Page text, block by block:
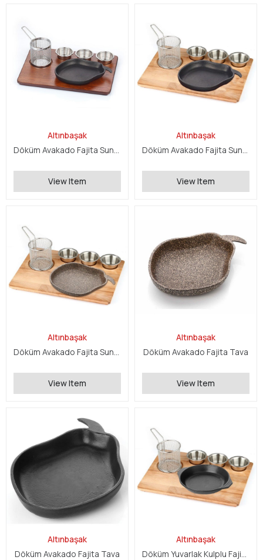
Altınbaşak
Döküm Avakado Fajita Sunum Seti
View Item
Altınbaşak
Döküm Avakado Fajita Sunum Seti
View Item
Altınbaşak
Döküm Avakado Fajita Sunum Seti
View Item
Altınbaşak
Döküm Avakado Fajita Tava
View Item
Altınbaşak
Döküm Avakado Fajita Tava
Altınbaşak
Döküm Yuvarlak Kulplu Fajita Sunum Seti